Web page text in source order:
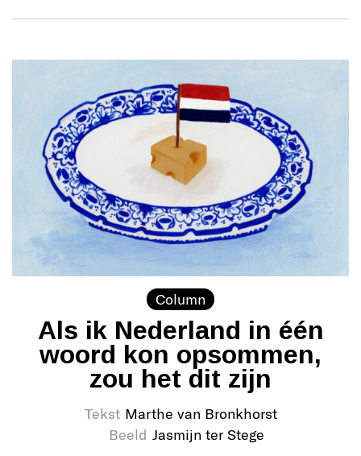
Column
Als ik Nederland in één
woord kon opsommen,
zou het dit zijn
Tekst Marthe van Bronkhorst
Beeld Jasmijn ter Stege